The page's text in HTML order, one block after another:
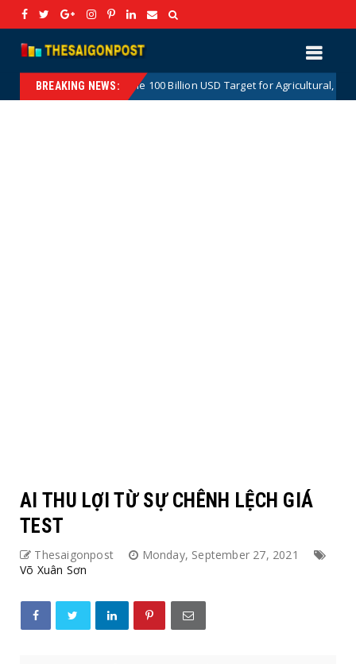
BREAKING NEWS:
Hotnews The 100 Billion USD Target for Agricultural, Forestry and
AI THU LỢI TỪ SỰ CHÊNH LỆCH GIÁ
TEST
Thesaigonpost
Monday, September 27, 2021
Võ Xuân Sơn